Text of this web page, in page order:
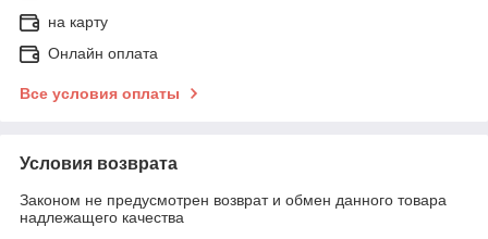
на карту
Онлайн оплата
Все условия оплаты
Условия возврата
Законом не предусмотрен возврат и обмен данного товара
надлежащего качества